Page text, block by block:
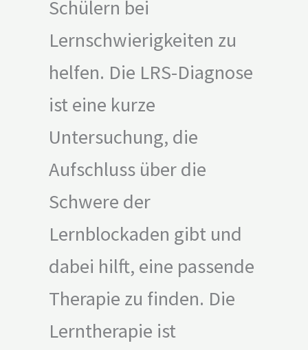
Schülern bei
Lernschwierigkeiten zu
helfen. Die LRS-Diagnose
ist eine kurze
Untersuchung, die
Aufschluss über die
Schwere der
Lernblockaden gibt und
dabei hilft, eine passende
Therapie zu finden. Die
Lerntherapie ist